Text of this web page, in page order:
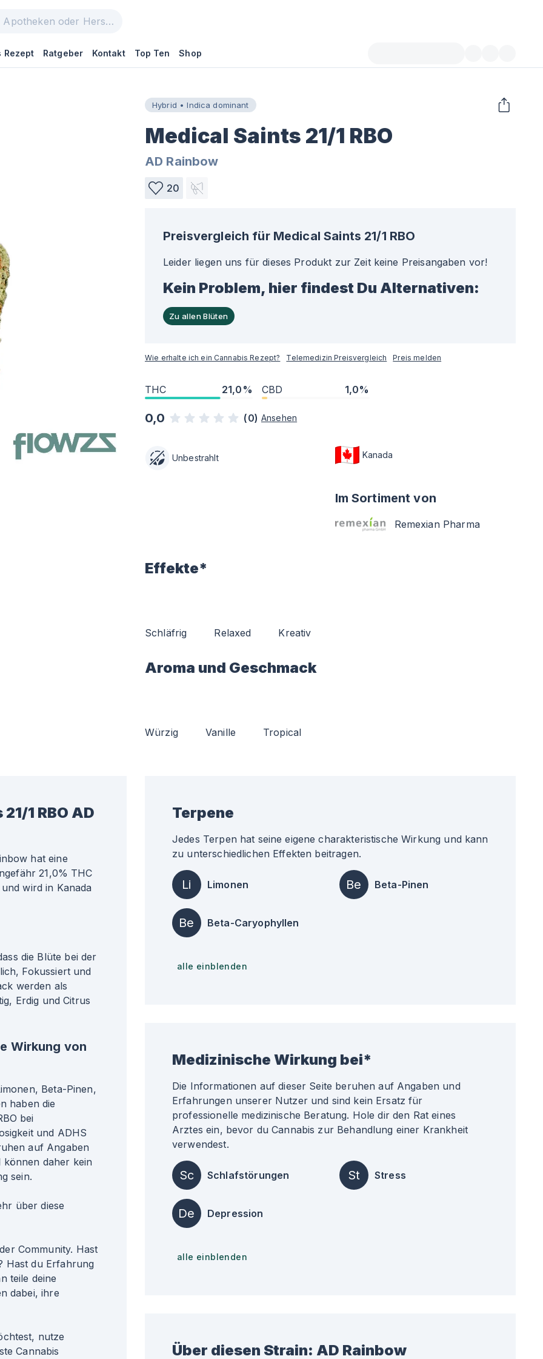
Rezept Ratgeber Kontakt Top Ten Shop
Hybrid • Indica dominant
Medical Saints 21/1 RBO
AD Rainbow
20
Preisvergleich für Medical Saints 21/1 RBO
Leider liegen uns für dieses Produkt zur Zeit keine Preisangaben vor!
Kein Problem, hier findest Du Alternativen:
Zu allen Blüten
Wie erhalte ich ein Cannabis Rezept? Telemedizin Preisvergleich Preis melden
THC 21,0% CBD 1,0%
0,0 (0) Ansehen
Unbestrahlt Kanada
Im Sortiment von
Remexian Pharma
Effekte*
Schläfrig Relaxed Kreativ
Aroma und Geschmack
Würzig Vanille Tropical
1 RBO AD
hat eine
21,0% THC
wird in Kanada
die Blüte bei der
Fokussiert und
werden als
Erdig und Citrus
Wirkung von
Beta-Pinen,
haben die
bei
und ADHS
auf Angaben
daher kein
sein.
über diese
Community. Hast
Hast du Erfahrung
teile deine
dabei, ihre
nutze
Cannabis
Terpene
Jedes Terpen hat seine eigene charakteristische Wirkung und kann
zu unterschiedlichen Effekten beitragen.
Li Limonen Be Beta-Pinen
Be Beta-Caryophyllen
alle einblenden
Medizinische Wirkung bei*
Die Informationen auf dieser Seite beruhen auf Angaben und
Erfahrungen unserer Nutzer und sind kein Ersatz für
professionelle medizinische Beratung. Hole dir den Rat eines
Arztes ein, bevor du Cannabis zur Behandlung einer Krankheit
verwendest.
Sc Schlafstörungen St Stress
De Depression
alle einblenden
Über diesen Strain: AD Rainbow